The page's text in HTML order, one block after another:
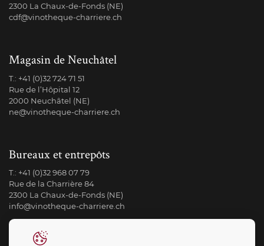
2300 La Chaux-de-Fonds (NE)
cdf@vinotheque-charriere.ch
Magasin de Neuchâtel
T.: +41 (0)32 724 71 51
Rue de l’Hôpital 12
2000 Neuchâtel (NE)
ne@vinotheque-charriere.ch
Bureaux et entrepôts
T.: +41 (0)32 968 07 79
Rue de la Charrière 84
2300 La Chaux-de-Fonds (NE)
info@vinotheque-charriere.ch